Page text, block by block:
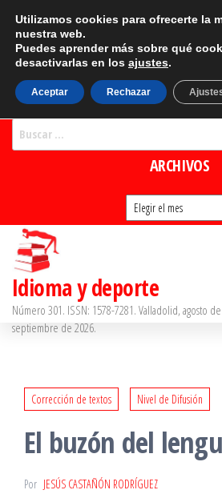
Saltar
contenido
CATEGORÍAS
Categorías
BUSCADOR
ARCHIVOS
Archivos
Idioma y deporte
Número 301. ISSN: 1578-7281. Valladolid, agosto
septiembre de 2026.
Corrección de textos Nivel de Difusión
El buzón del
Por JESÚS CASTAÑÓN RODRÍGUEZ
Utilizamos cookies para ofrecerte la
nuestra web.
Puedes aprender más sobre qué
desactivarlas en los ajustes.
Aceptar Rechazar